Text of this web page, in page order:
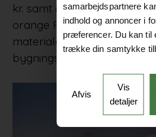
kr. samt den
orange R – der er
materialer, der ofte indgår i
bygningsrenovering.
samarbejdspartnere
indhold og annoncer i
præferencer. Du kan til
trække din samtykke
Afvis
Vis
detaljer